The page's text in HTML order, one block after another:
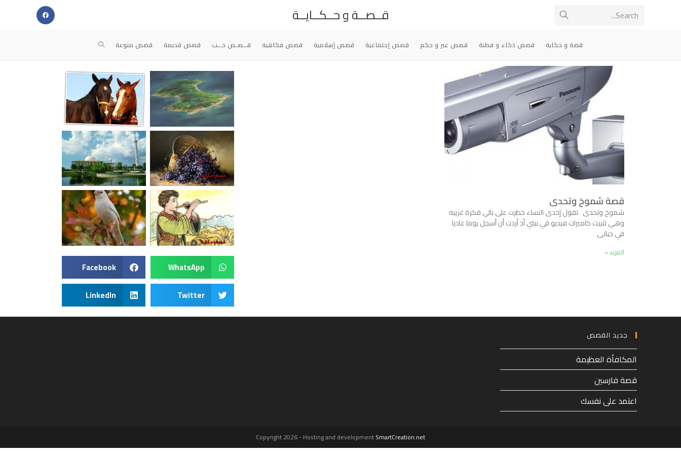
Search... قــصــة و حــكــايــة
قصة و حكاية قصص ذكاء و فطنة قصص عبر و حكم قصص إجتماعية قصص إسلامية قصص فكاهية قــصـص حــب قصص قديمة قصص منوعة
قصة شموخ وتحدى
شموخ وتحدى تقول إحدى النساء خطرت على بالي فكرة غريبه
وهي تثبيت كاميرات فيديو في بيتي أذ أردت أن أسجل يوما عاديا
في حياتى
المزيد »
WhatsApp
Facebook
Twitter
LinkedIn
جديد القصص
المكافأة العظيمة
قصة فارسين
اعتمد على نفسك
Copyright 2026 - Hosting and developmentSmartCreation.net